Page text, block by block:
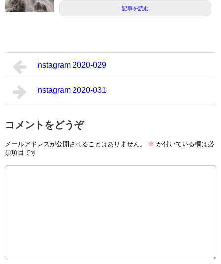
記事を読む
Instagram 2020-029
Instagram 2020-031
コメントをどうぞ
メールアドレスが公開されることはありません。 ※ が付いている欄は必
須項目です